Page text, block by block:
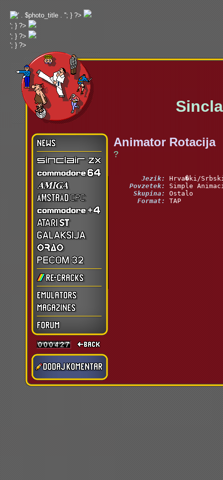
'; } ?>
'; } ?>
'; } ?>
'; } ?>
Sinclair
Animator Rotacija
?
       Jezik:
    Povzetek:
     Skupina:
      Format:
TAP